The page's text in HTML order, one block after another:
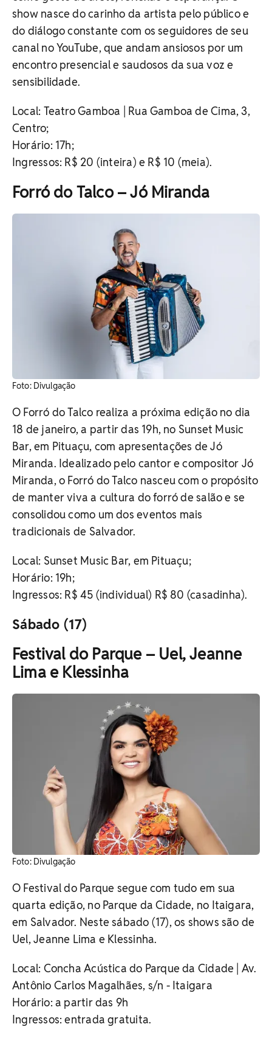
show nasce do carinho da artista pelo público e
do diálogo constante com os seguidores de seu
canal no YouTube, que andam ansiosos por um
encontro presencial e saudosos da sua voz e
sensibilidade.
Local: Teatro Gamboa | Rua Gamboa de Cima, 3,
Centro;
Horário: 17h;
Ingressos: R$ 20 (inteira) e R$ 10 (meia).
Forró do Talco – Jó Miranda
​Foto: Divulgação
O Forró do Talco realiza a próxima edição no dia
18 de janeiro, a partir das 19h, no Sunset Music
Bar, em Pituaçu, com apresentações de Jó
Miranda. Idealizado pelo cantor e compositor Jó
Miranda, o Forró do Talco nasceu com o propósito
de manter viva a cultura do forró de salão e se
consolidou como um dos eventos mais
tradicionais de Salvador.
Local: Sunset Music Bar, em Pituaçu;
Horário: 19h;
Ingressos: R$ 45 (individual) R$ 80 (casadinha).
Sábado (17)
Festival do Parque – Uel, Jeanne
Lima e Klessinha
​Foto: Divulgação
O Festival do Parque segue com tudo em sua
quarta edição, no Parque da Cidade, no Itaigara,
em Salvador. Neste sábado (17), os shows são de
Uel, Jeanne Lima e Klessinha.
Local: Concha Acústica do Parque da Cidade | Av.
Antônio Carlos Magalhães, s/n - Itaigara
Horário: a partir das 9h
Ingressos: entrada gratuita.